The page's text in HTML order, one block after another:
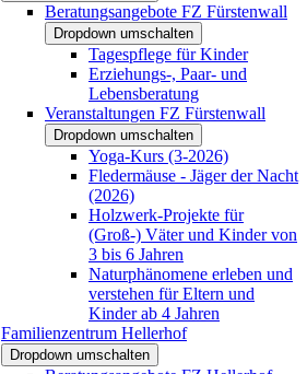
Beratungsangebote FZ Fürstenwall
Dropdown umschalten
Tagespflege für Kinder
Erziehungs-, Paar- und
Lebensberatung
Veranstaltungen FZ Fürstenwall
Dropdown umschalten
Yoga-Kurs (3-2026)
Fledermäuse - Jäger der Nacht
(2026)
Holzwerk-Projekte für
(Groß-) Väter und Kinder von
3 bis 6 Jahren
Naturphänomene erleben und
verstehen für Eltern und
Kinder ab 4 Jahren
Familienzentrum Hellerhof
Dropdown umschalten